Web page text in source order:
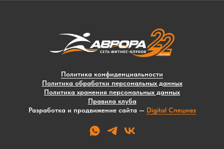
Политика конфиденциальности
Политика обработки персональных данных
Политика хранения персональных данных
Правила клуба
Разработка и продвижение сайта — Digital Спецназ